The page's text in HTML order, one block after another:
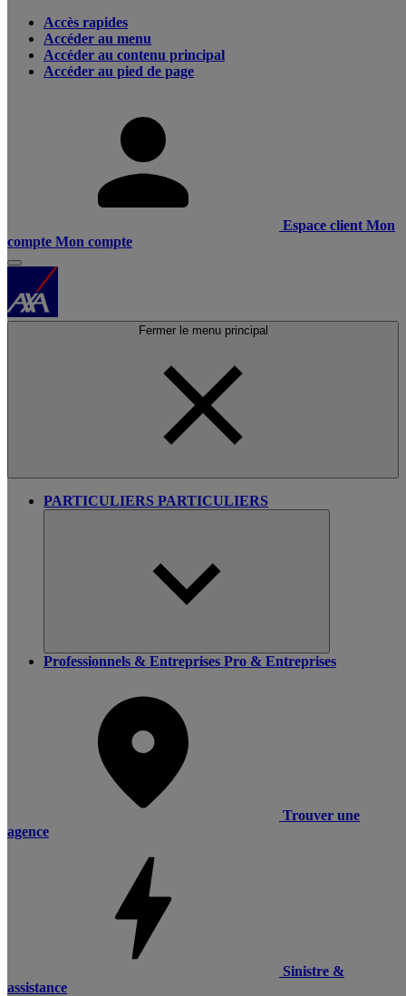
Accès rapides
Accéder au menu
Accéder au contenu principal
Accéder au pied de page
Espace client Mon
compte Mon compte
Fermer le menu principal
PARTICULIERS PARTICULIERS
Professionnels & Entreprises Pro & Entreprises
Trouver une
agence
Sinistre &
assistance